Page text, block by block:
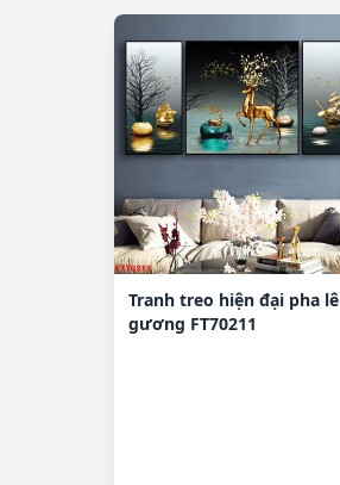
Tranh treo hiện đại pha lê
gương FT70211